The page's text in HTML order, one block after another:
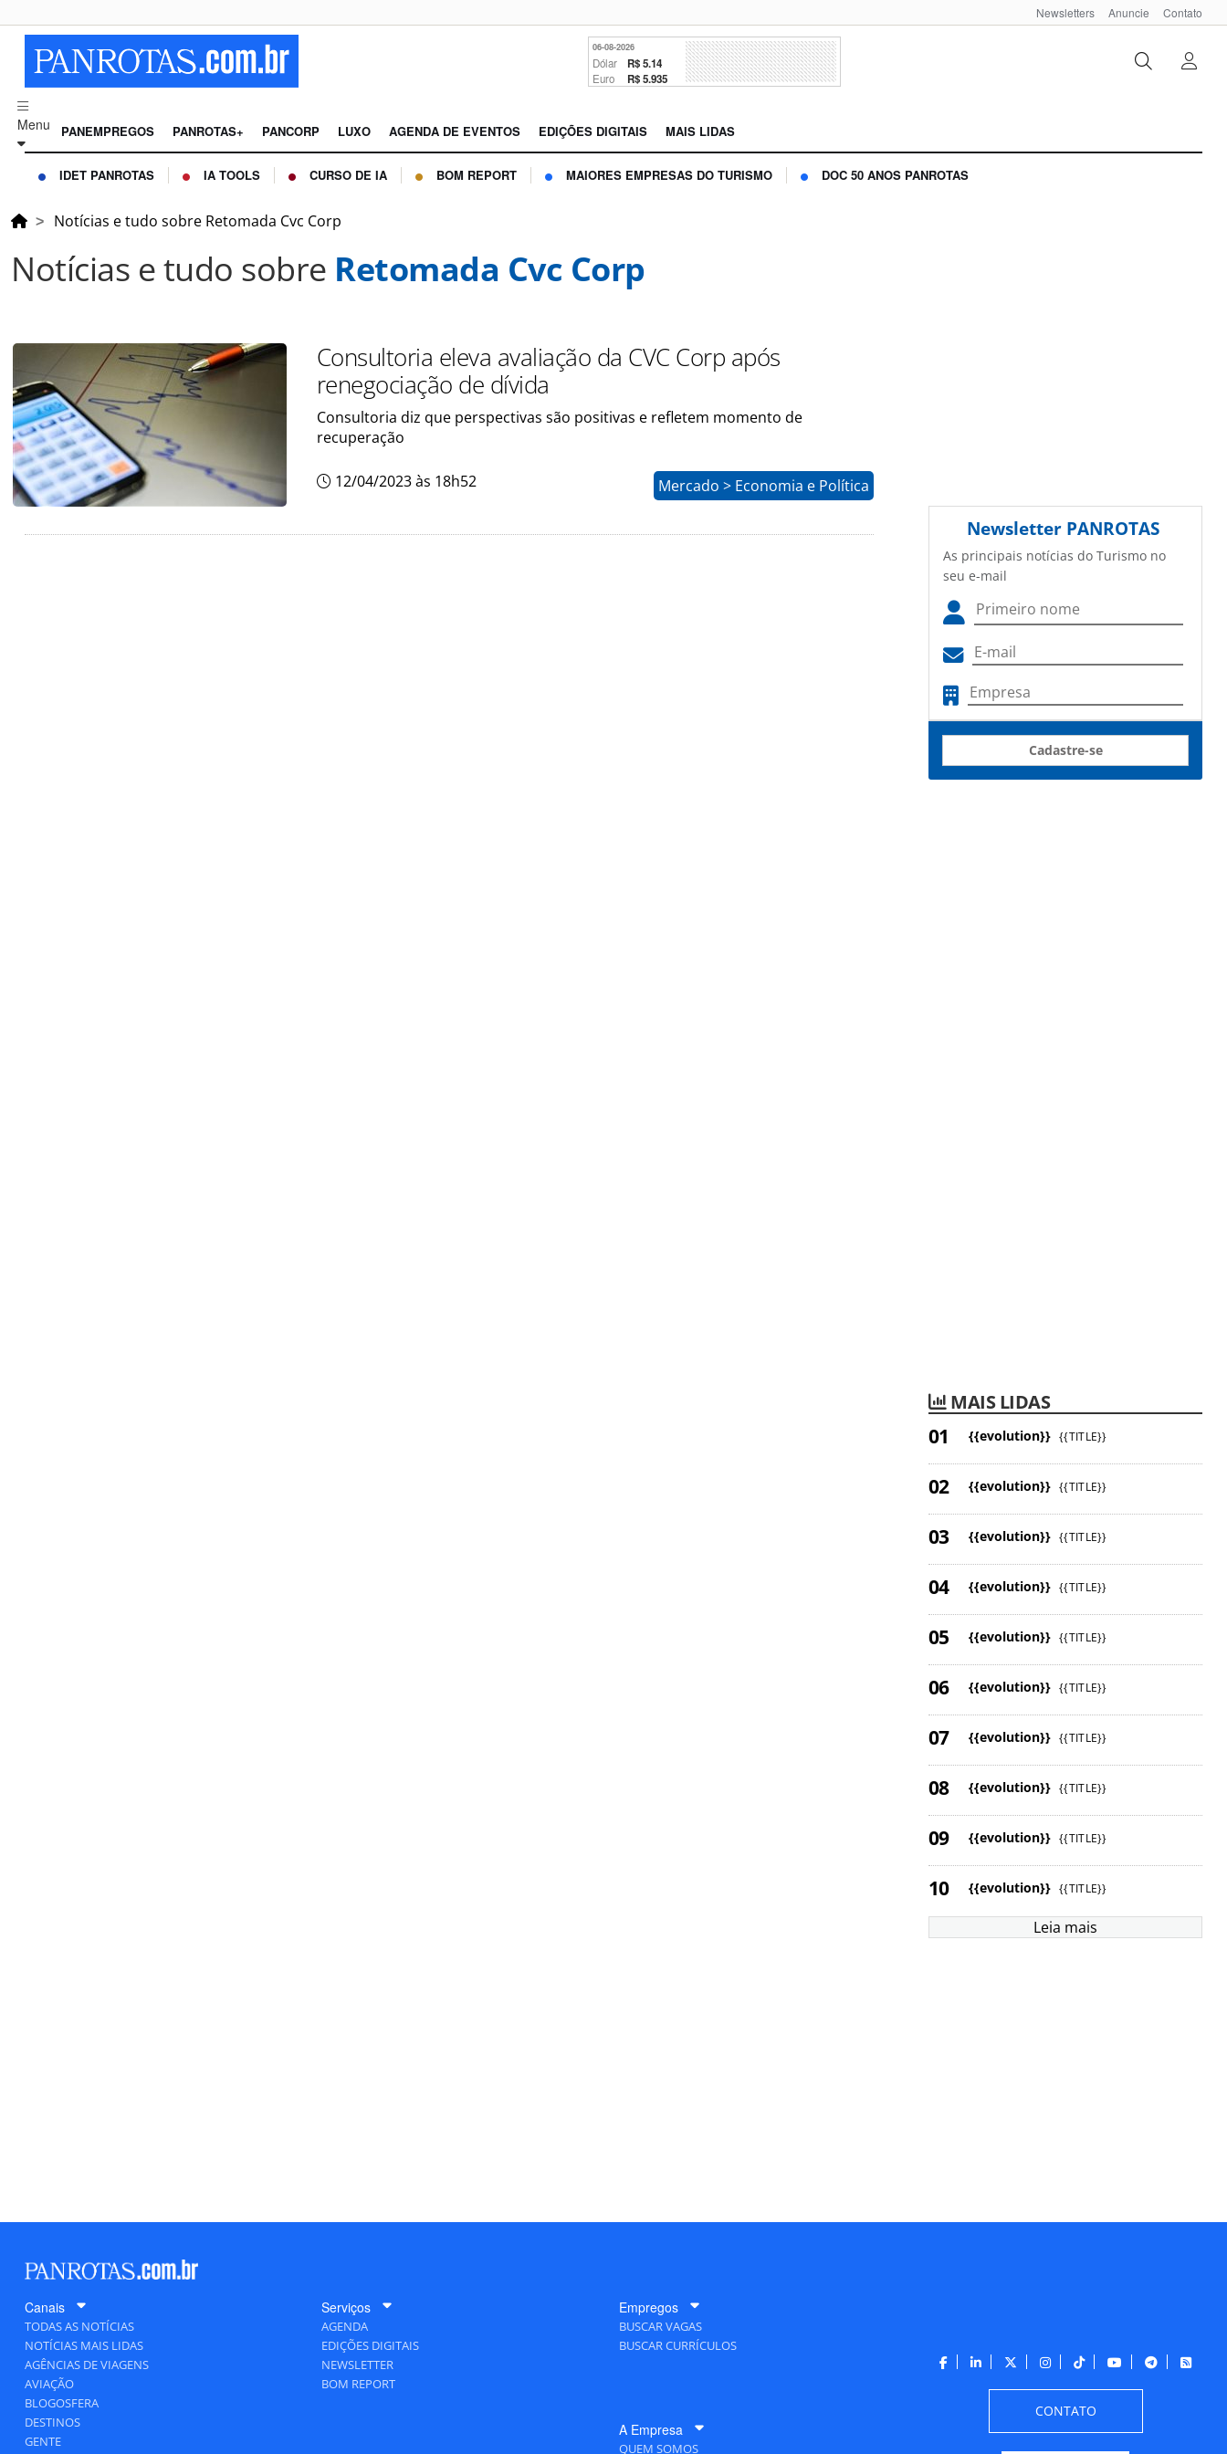
Newsletters Anuncie Contato
06-08-2026
Dólar R$ 5.14
Euro R$ 5.935
Menu PANEMPREGOS PANROTAS+ PANCORP LUXO AGENDA DE EVENTOS EDIÇÕES DIGITAIS MAIS LIDAS
IDET PANROTAS IA TOOLS CURSO DE IA BOM REPORT MAIORES EMPRESAS DO TURISMO DOC 50 ANOS PANROTAS
Notícias e tudo sobre Retomada Cvc Corp
Notícias e tudo sobre Retomada Cvc Corp
Consultoria eleva avaliação da CVC Corp após
renegociação de dívida
Consultoria diz que perspectivas são positivas e refletem momento de
recuperação
12/04/2023 às 18h52 Mercado > Economia e Política
Newsletter PANROTAS
As principais notícias do Turismo no
seu e-mail
Cadastre-se
MAIS LIDAS
{{evolution}} {{TITLE}}
{{evolution}} {{TITLE}}
{{evolution}} {{TITLE}}
{{evolution}} {{TITLE}}
{{evolution}} {{TITLE}}
{{evolution}} {{TITLE}}
{{evolution}} {{TITLE}}
{{evolution}} {{TITLE}}
{{evolution}} {{TITLE}}
{{evolution}} {{TITLE}}
Leia mais
Canais
TODAS AS NOTÍCIAS
NOTÍCIAS MAIS LIDAS
AGÊNCIAS DE VIAGENS
AVIAÇÃO
BLOGOSFERA
DESTINOS
GENTE
Serviços
AGENDA
EDIÇÕES DIGITAIS
NEWSLETTER
BOM REPORT
Empregos
BUSCAR VAGAS
BUSCAR CURRÍCULOS
A Empresa
QUEM SOMOS
CONTATO